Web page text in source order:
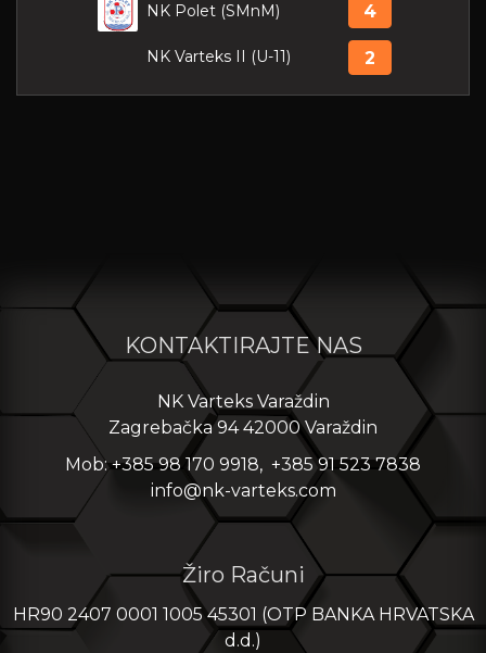
NK Polet (SMnM) 4
NK Varteks II (U-11) 2
KONTAKTIRAJTE NAS
NK Varteks Varaždin
Zagrebačka 94 42000 Varaždin
Mob: +385 98 170 9918, +385 91 523 7838
info@nk-varteks.com
Žiro Računi
HR90 2407 0001 1005 45301 (OTP BANKA HRVATSKA
d.d.)